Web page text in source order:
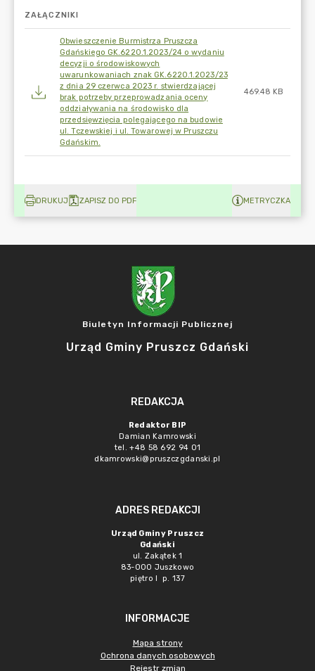
ZAŁĄCZNIKI
Obwieszczenie Burmistrza Pruszcza
Gdańskiego GK.6220.1.2023/24 o wydaniu
decyzji o środowiskowych
uwarunkowaniach znak GK.6220.1.2023/23
z dnia 29 czerwca 2023 r. stwierdzającej
brak potrzeby przeprowadzania oceny
oddziaływania na środowisko dla
przedsięwzięcia polegającego na budowie
ul. Tczewskiej i ul. Towarowej w Pruszczu
Gdańskim.
469.48 KB
DRUKUJ ZAPISZ DO PDF METRYCZKA
Biuletyn Informacji Publicznej
Urząd Gminy Pruszcz Gdański
REDAKCJA
Redaktor BIP
Damian Kamrowski
tel. +48 58 692 94 01
dkamrowski@pruszczgdanski.pl
ADRES REDAKCJI
Urząd Gminy Pruszcz
Gdański
ul. Zakątek 1
83-000 Juszkowo
piętro I p. 137
INFORMACJE
Mapa strony
Ochrona danych osobowych
Rejestr zmian